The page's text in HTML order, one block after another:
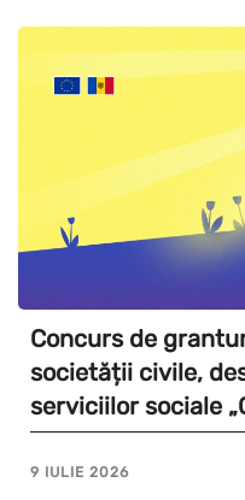
Concurs de
societății civile,
serviciilor sociale
9 IULIE 2026